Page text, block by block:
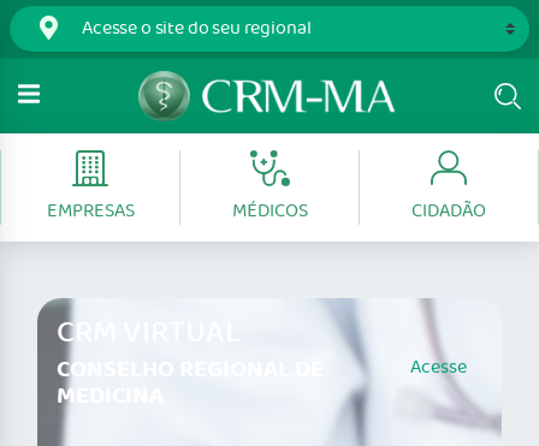
EMPRESAS MÉDICOS CIDADÃO
CRM VIRTUAL
CONSELHO REGIONAL DE
MEDICINA
Acesse